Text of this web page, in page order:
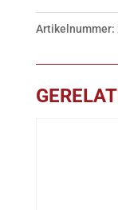
Canister
Artikelnummer: